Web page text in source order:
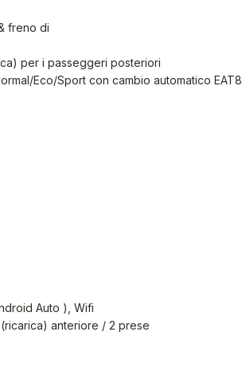
freno di
per i passeggeri posteriori
Eco/Sport con cambio automatico EAT8
Auto ), Wifi
anteriore / 2 prese